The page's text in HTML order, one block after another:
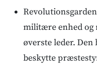
militære enhed og
øverste leder.
beskytte